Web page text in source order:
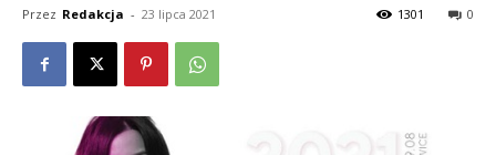
Przez Redakcja - 23 lipca 2021 0
1301